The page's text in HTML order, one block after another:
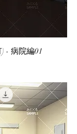
- 病院編01